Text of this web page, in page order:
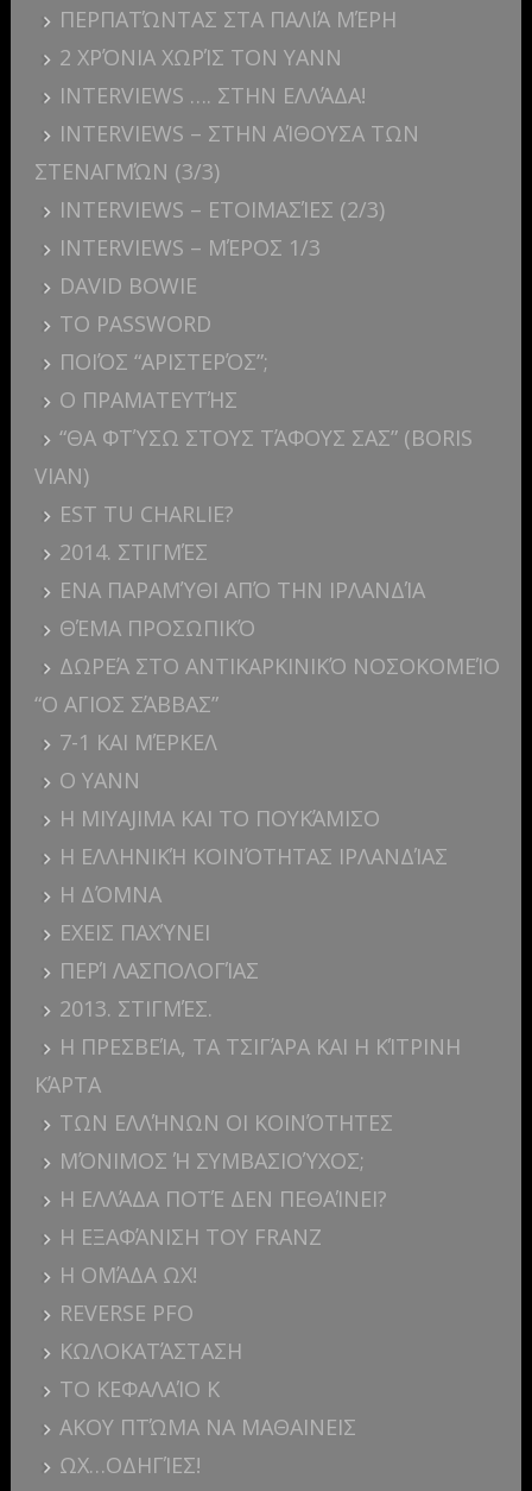
ΠΕΡΠΑΤΏΝΤΑΣ ΣΤΑ ΠΑΛΙΆ ΜΈΡΗ
2 ΧΡΌΝΙΑ ΧΩΡΊΣ ΤΟΝ YANN
INTERVIEWS …. ΣΤΗΝ ΕΛΛΆΔΑ!
INTERVIEWS – ΣΤΗΝ ΑΊΘΟΥΣΑ ΤΩΝ
ΣΤΕΝΑΓΜΏΝ (3/3)
INTERVIEWS – ΕΤΟΙΜΑΣΊΕΣ (2/3)
INTERVIEWS – ΜΈΡΟΣ 1/3
DAVID BOWIE
ΤΟ PASSWORD
ΠΟΙΌΣ “ΑΡΙΣΤΕΡΌΣ”;
Ο ΠΡΑΜΑΤΕΥΤΉΣ
“ΘΑ ΦΤΎΣΩ ΣΤΟΥΣ ΤΆΦΟΥΣ ΣΑΣ” (BORIS
VIAN)
EST TU CHARLIE?
2014. ΣΤΙΓΜΈΣ
ΕΝΑ ΠΑΡΑΜΎΘΙ ΑΠΌ ΤΗΝ ΙΡΛΑΝΔΊΑ
ΘΈΜΑ ΠΡΟΣΩΠΙΚΌ
ΔΩΡΕΆ ΣΤΟ ΑΝΤΙΚΑΡΚΙΝΙΚΌ ΝΟΣΟΚΟΜΕΊΟ
“Ο ΑΓΙΟΣ ΣΆΒΒΑΣ”
7-1 ΚΑΙ ΜΈΡΚΕΛ
Ο YANN
Η MIYAJIMA ΚΑΙ ΤΟ ΠΟΥΚΆΜΙΣΟ
Η ΕΛΛΗΝΙΚΉ ΚΟΙΝΌΤΗΤΑΣ ΙΡΛΑΝΔΊΑΣ
Η ΔΌΜΝΑ
ΕΧΕΙΣ ΠΑΧΎΝΕΙ
ΠΕΡΊ ΛΑΣΠΟΛΟΓΊΑΣ
2013. ΣΤΙΓΜΈΣ.
Η ΠΡΕΣΒΕΊΑ, ΤΑ ΤΣΙΓΆΡΑ ΚΑΙ Η ΚΊΤΡΙΝΗ
ΚΆΡΤΑ
ΤΩΝ ΕΛΛΉΝΩΝ ΟΙ ΚΟΙΝΌΤΗΤΕΣ
ΜΌΝΙΜΟΣ Ή ΣΥΜΒΑΣΙΟΎΧΟΣ;
Η ΕΛΛΆΔΑ ΠΟΤΈ ΔΕΝ ΠΕΘΑΊΝΕΙ?
Η ΕΞΑΦΆΝΙΣΗ ΤΟΥ FRANZ
Η ΟΜΆΔΑ ΩΧ!
REVERSE PFO
ΚΩΛΟΚΑΤΆΣΤΑΣΗ
ΤΟ ΚΕΦΑΛΑΊΟ Κ
ΑΚΟΥ ΠΤΏΜΑ ΝΑ ΜΑΘΑΙΝΕΙΣ
ΩΧ…ΟΔΗΓΊΕΣ!